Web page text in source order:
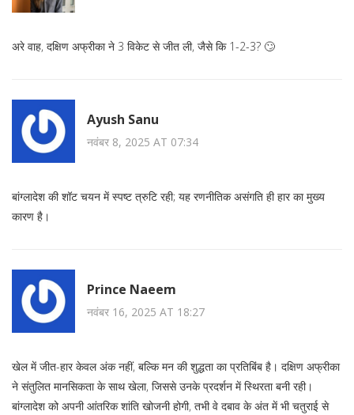
अरे वाह, दक्षिण अफ्रीका ने 3 विकेट से जीत ली, जैसे कि 1-2-3? 🙄
Ayush Sanu
नवंबर 8, 2025 AT 07:34
बांग्लादेश की शॉट चयन में स्पष्ट त्रुटि रही; यह रणनीतिक असंगति ही हार का मुख्य
कारण है।
Prince Naeem
नवंबर 16, 2025 AT 18:27
खेल में जीत-हार केवल अंक नहीं, बल्कि मन की शुद्धता का प्रतिबिंब है। दक्षिण अफ्रीका
ने संतुलित मानसिकता के साथ खेला, जिससे उनके प्रदर्शन में स्थिरता बनी रही।
बांग्लादेश को अपनी आंतरिक शांति खोजनी होगी, तभी वे दबाव के अंत में भी चतुराई से